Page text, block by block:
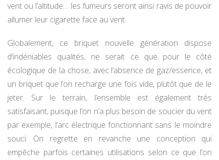
vent ou l’altitude… les fumeurs seront ainsi ravis de pouvoir
allumer leur cigarette face au vent.
Globalement, ce briquet nouvelle génération dispose
d’indéniables qualités, ne serait ce que pour le côté
écologique de la chose, avec l’absence de gaz/essence, et
un briquet que l’on recharge une fois vide, plutôt que de le
jeter. Sur le terrain, l’ensemble est également très
satisfaisant, puisque l’on n’a plus besoin de soucier du vent
par exemple, l’arc électrique fonctionnant sans le moindre
souci. On regrette en revanche une conception qui
empêche parfois certaines utilisations selon ce que l’on